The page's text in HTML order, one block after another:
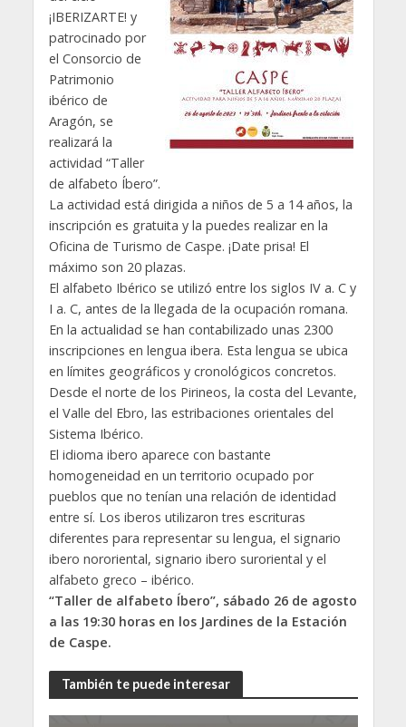
¡IBERIZARTE! y
patrocinado por
el Consorcio de
Patrimonio
ibérico de
Aragón, se
realizará la
actividad “Taller
de alfabeto Íbero”.
La actividad está dirigida a niños de 5 a 14 años, la
inscripción es gratuita y la puedes realizar en la
Oficina de Turismo de Caspe. ¡Date prisa! El
máximo son 20 plazas.
El alfabeto Ibérico se utilizó entre los siglos IV a. C y
I a. C, antes de la llegada de la ocupación romana.
En la actualidad se han contabilizado unas 2300
inscripciones en lengua ibera. Esta lengua se ubica
en límites geográficos y cronológicos concretos.
Desde el norte de los Pirineos, la costa del Levante,
el Valle del Ebro, las estribaciones orientales del
Sistema Ibérico.
El idioma ibero aparece con bastante
homogeneidad en un territorio ocupado por
pueblos que no tenían una relación de identidad
entre sí. Los iberos utilizaron tres escrituras
diferentes para representar su lengua, el signario
ibero nororiental, signario ibero suroriental y el
alfabeto greco – ibérico.
“Taller de alfabeto Íbero”, sábado 26 de agosto
a las 19:30 horas en los Jardines de la Estación
de Caspe.
También te puede interesar